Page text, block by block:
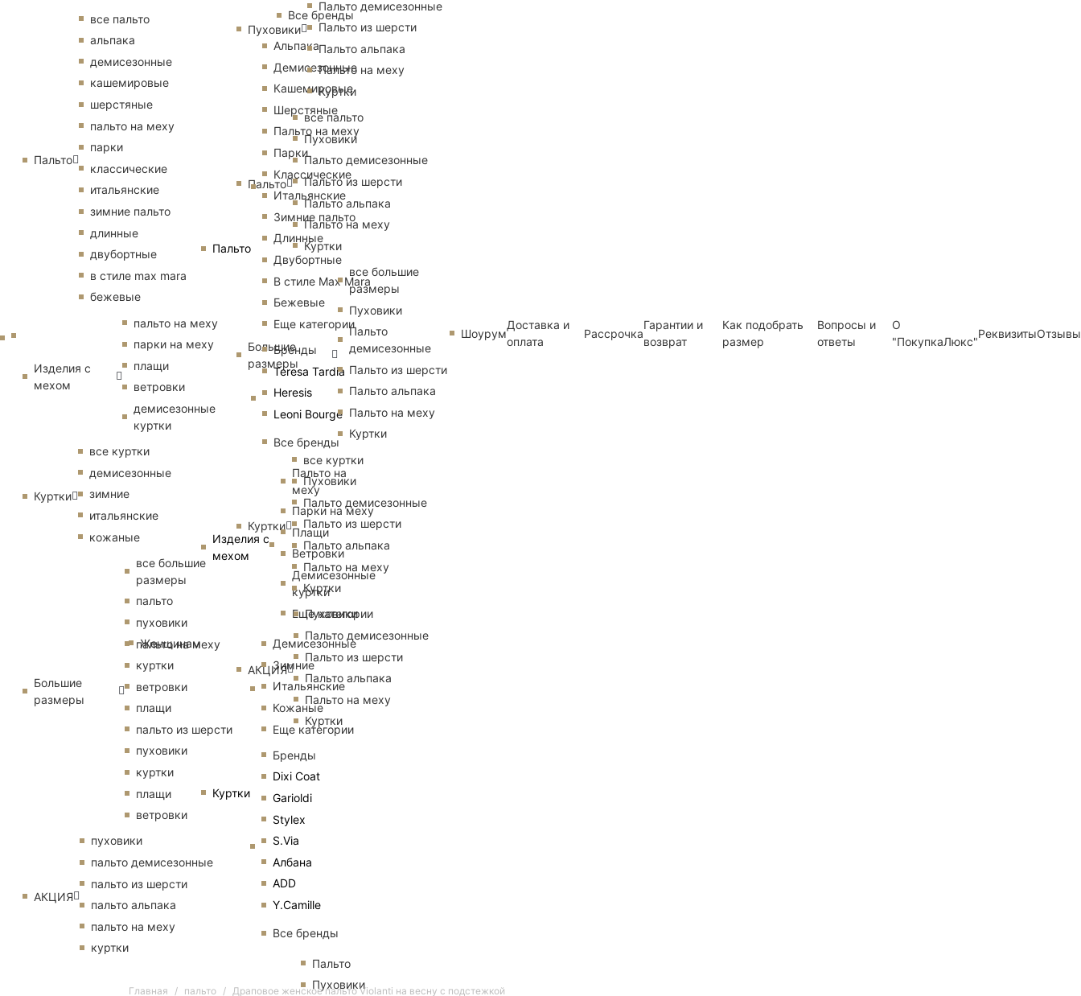
Женщинам
Все бренды
Пальто
Альпака
Демисезонные
Кашемировые
Шерстяные
Пальто на меху
Парки
Классические
Итальянские
Зимние пальто
Длинные
Двубортные
В стиле Max Mara
Бежевые
Еще категории
Бренды
Teresa Tardia
Heresis
Leoni Bourge
Все бренды
Изделия с
мехом
Пальто на
меху
Парки на меху
Плащи
Ветровки
Демисезонные
куртки
Еще категории
Куртки
Демисезонные
Зимние
Итальянские
Кожаные
Еще категории
Бренды
Dixi Coat
Garioldi
Stylex
S.Via
Албана
ADD
Y.Camille
Все бренды
Пальто
Пуховики
Пальто
все пальто
альпака
демисезонные
кашемировые
шерстяные
пальто на меху
парки
классические
итальянские
зимние пальто
длинные
двубортные
в стиле max mara
бежевые
Изделия с
мехом
пальто на меху
парки на меху
плащи
ветровки
демисезонные
куртки
Куртки
все куртки
демисезонные
зимние
итальянские
кожаные
Большие
размеры
все большие
размеры
пальто
пуховики
пальто на меху
куртки
ветровки
плащи
пальто из шерсти
пуховики
куртки
плащи
ветровки
АКЦИЯ
пуховики
пальто демисезонные
пальто из шерсти
пальто альпака
пальто на меху
куртки
Пуховики
Пальто демисезонные
Пальто из шерсти
Пальто альпака
Пальто на меху
Куртки
Пальто
все пальто
Пуховики
Пальто демисезонные
Пальто из шерсти
Пальто альпака
Пальто на меху
Куртки
Большие
размеры
все большие
размеры
Пуховики
Пальто
демисезонные
Пальто из шерсти
Пальто альпака
Пальто на меху
Куртки
Куртки
все куртки
Пуховики
Пальто демисезонные
Пальто из шерсти
Пальто альпака
Пальто на меху
Куртки
АКЦИЯ
Пуховики
Пальто демисезонные
Пальто из шерсти
Пальто альпака
Пальто на меху
Куртки
Шоурум
Доставка и
оплата
Рассрочка
Гарантии и
возврат
Как подобрать
размер
Вопросы и
ответы
О
"ПокупкаЛюкс"
РеквизитыОтзывы
Главная пальто Драповое женское пальто Violanti на весну с подстежкой